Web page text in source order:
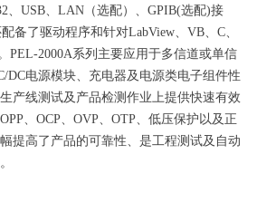
、USB、LAN（选配）、GPIB(选配)接
备了驱动程序和针对LabView、VB、C、
PEL-2000A系列主要应用于多信道或单信
DC电源模块、充电器及电源类电子组件性
产线测试及产品检测作业上提供快速有效
、OCP、OVP、OTP、低压保护以及正
提高了产品的可靠性、是工程测试及自动